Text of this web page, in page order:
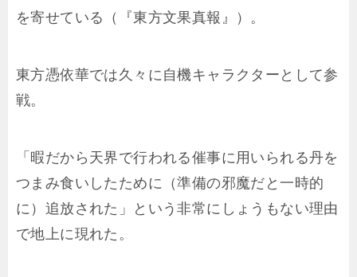
を寄せている（『東方文果真報』）。
東方憑依華では久々に自機キャラクターとして参
戦。
「暇だから天界で行われる催事に用いられる丹を
つまみ食いしたために（準備の邪魔だと一時的
に）追放された」という非常にしょうもない理由
で地上に現れた。